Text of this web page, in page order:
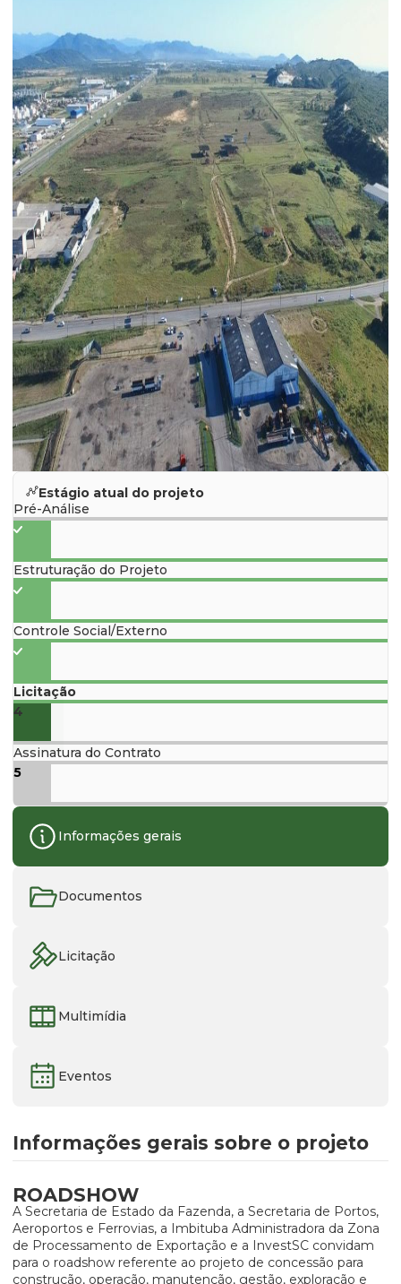
Estágio atual do projeto
Pré-Análise
Estruturação do Projeto
Controle Social/Externo
Licitação
4
Assinatura do Contrato
5
Informações gerais
Documentos
Licitação
Multimídia
Eventos
Informações gerais sobre o projeto
ROADSHOW
A Secretaria de Estado da Fazenda, a Secretaria de Portos,
Aeroportos e Ferrovias, a Imbituba Administradora da Zona
de Processamento de Exportação e a InvestSC convidam
para o roadshow referente ao projeto de concessão para
construção, operação, manutenção, gestão, exploração e